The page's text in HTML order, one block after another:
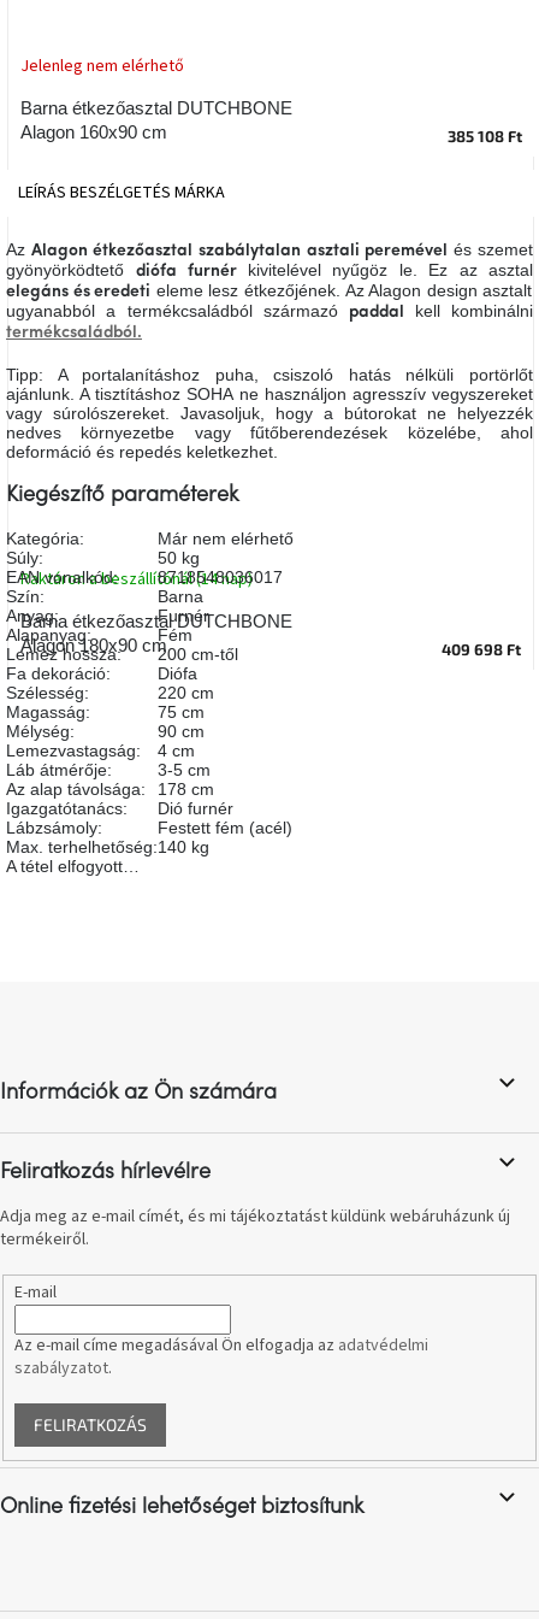
Ipari
nap
Szent
Patrik
Belső
tavaszi
színekben
Tavasz
asztalon
A
tűz
mellett
ülve
Színes
belső
tér
Woodman
kedvezményesen
Anyák
napja
születésnap
gyűjtemény
Karácsonyi
e-
Formwood
Barna étkezőasztal DUTCHBONE
Alagon 160x90 cm
Jelenleg nem elérhető
385 108 Ft
Barna étkezőasztal DUTCHBONE
Alagon 180x90 cm
Raktáron a beszállítónál (14 nap)
409 698 Ft
LEÍRÁS BESZÉLGETÉS MÁRKA
AzAlagon étkezőasztal szabálytalan asztali peremével és szemet
gyönyörködtető diófa furnér kivitelével nyűgöz le. Ez az asztal
elegáns és eredeti eleme lesz étkezőjének. Az Alagon design asztalt
ugyanabból a termékcsaládból származó paddal kell kombinálni
termékcsaládból.
Tipp: A portalanításhoz puha, csiszoló hatás nélküli portörlőt
ajánlunk. A tisztításhoz SOHA ne használjon agresszív vegyszereket
vagy súrolószereket. Javasoljuk, hogy a bútorokat ne helyezzék
nedves környezetbe vagy fűtőberendezések közelébe, ahol
deformáció és repedés keletkezhet.
Kiegészítő paraméterek
Kategória:
Már nem elérhető
Súly:
50 kg
EAN vonalkód:
8718548036017
Szín:
Barna
Anyag:
Furnér
Alapanyag:
Fém
Lemez hossza:
200 cm-től
Fa dekoráció:
Diófa
Szélesség:
220 cm
Magasság:
75 cm
Mélység:
90 cm
Lemezvastagság:
4 cm
Láb átmérője:
3-5 cm
Az alap távolsága:
178 cm
Igazgatótanács:
Dió furnér
Lábzsámoly:
Festett fém (acél)
Max. terhelhetőség:140 kg
A tétel elfogyott…
é
c
Információk az Ön számára
Feliratkozás hírlevélre
Adja meg az e-mail címét, és mi tájékoztatást küldünk webáruházunk új
termékeiről.
E-mail
Az e-mail címe megadásával Ön elfogadja az adatvédelmi
szabályzatot.
FELIRATKOZÁS
Online fizetési lehetőséget biztosítunk